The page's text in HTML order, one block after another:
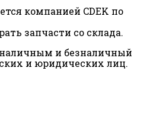
компанией CDEK по
запчасти со склада.
и безналичный
и юридических лиц.